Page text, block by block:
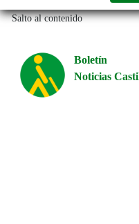
Salto al contenido
Boletín
Noticias